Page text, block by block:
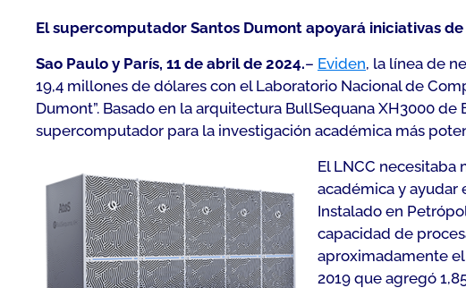
El supercomputador Santos Dumont apoyará iniciativas
Sao Paulo y París, 11 de abril de 2024.– Eviden, la línea de
19,4 millones de dólares con el Laboratorio Nacional de
Dumont”. Basado en la arquitectura BullSequana XH3000
supercomputador para la investigación académica más
El LNCC necesitaba
académica y ayudar
Instalado en
capacidad de
aproximadamente el
2019 que agregó